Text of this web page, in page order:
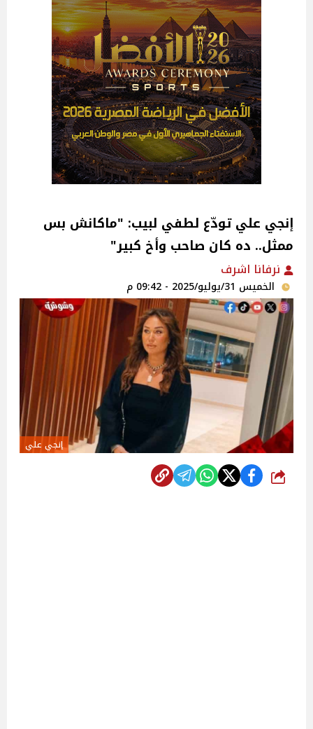
إنجي علي تودّع لطفي لبيب: "ماكانش بس
ممثل.. ده كان صاحب وأخ كبير"‎
نرفانا اشرف
الخميس 31/يوليو/2025 - 09:42 م
إنجي علي
شارك